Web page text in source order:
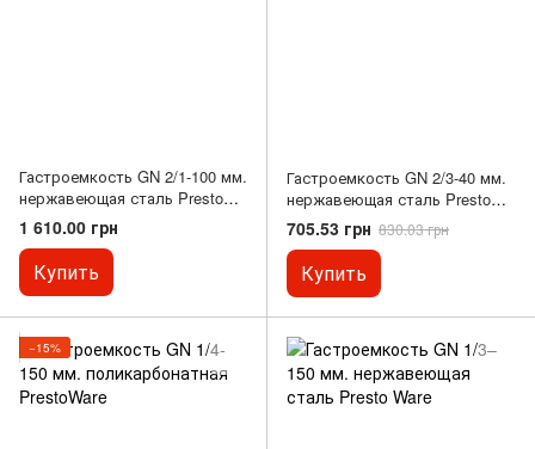
Гастроемкость GN 2/1-100 мм.
нержавеющая сталь Presto
Ware
1 610.00 грн
Купить
Гастроемкость GN 2/3-40 мм.
нержавеющая сталь Presto
Ware
705.53 грн 830.03 грн
Купить
−15%